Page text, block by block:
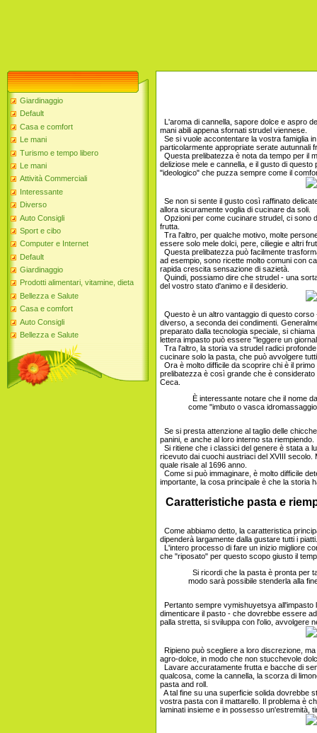
Giardinaggio
Default
Casa e comfort
Le mani
Turismo e tempo libero
Le mani
Attività Commerciali
Interessante
Diverso
Auto Consigli
Sport e cibo
Computer e Internet
Default
Giardinaggio
Prodotti alimentari, vitamine, dieta
Bellezza e Salute
Casa e comfort
Auto Consigli
Bellezza e Salute
L'aroma di cannella, sapore dolce e aspro
mani abili appena sfornati strudel viennese.
Se si vuole accontentare la vostra famiglia
particolarmente appropriate serate autunnali
Questa prelibatezza è nota da tempo per il
deliziose mele e cannella, e il gusto di
"ideologico" che puzza sempre come il
Se non si sente il gusto così raffinato
allora sicuramente voglia di cucinare da soli.
Opzioni per come cucinare strudel, ci sono
frutta.
Tra l'altro, per qualche motivo, molte
essere solo mele dolci, pere, ciliegie e altri
Questa prelibatezza può facilmente
ad esempio, sono ricette molto comuni con
rapida crescita sensazione di sazietà.
Quindi, possiamo dire che strudel - una
del vostro stato d'animo e il desiderio.
Questo è un altro vantaggio di questo
diverso, a seconda dei condimenti.
preparato dalla tecnologia speciale, si
lettera impasto può essere "leggere un
Tra l'altro, la storia va strudel radici
cucinare solo la pasta, che può avvolgere
Ora è molto difficile da scoprire chi è il
prelibatezza è così grande che è
Ceca.
È interessante notare che il nome
come "imbuto o vasca
Se si presta attenzione al taglio delle
panini, e anche al loro interno sta riempiendo.
Si ritiene che i classici del genere è stata a
ricevuto dai cuochi austriaci del XVIII
quale risale al 1696 anno.
Come si può immaginare, è molto difficile
importante, la cosa principale è che la storia
Caratteristiche pasta e
Come abbiamo detto, la caratteristica
dipenderà largamente dalla gustare tutti i piatti.
L'intero processo di fare un inizio migliore
che "riposato" per questo scopo giusto il
Si ricordi che la pasta è pronta per
modo sarà possibile stenderla alla
Pertanto sempre vymishuyetsya all'impasto
dimenticare il pasto - che dovrebbe essere
palla stretta, si sviluppa con l'olio, avvolgere
Ripieno può scegliere a loro discrezione,
agro-dolce, in modo che non stucchevole
Lavare accuratamente frutta e bacche di
qualcosa, come la cannella, la scorza di
pasta and roll.
A tal fine su una superficie solida dovrebbe
vostra pasta con il mattarello. Il problema è
laminati insieme e in possesso un'estremità,